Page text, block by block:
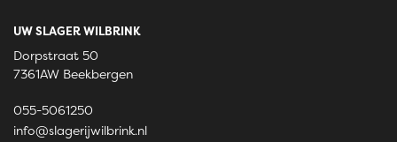
UW SLAGER WILBRINK
Dorpstraat 50
7361AW Beekbergen
055-5061250
info@slagerijwilbrink.nl